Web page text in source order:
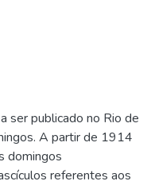
ser publicado no Rio de
A partir de 1914
domingos
referentes aos